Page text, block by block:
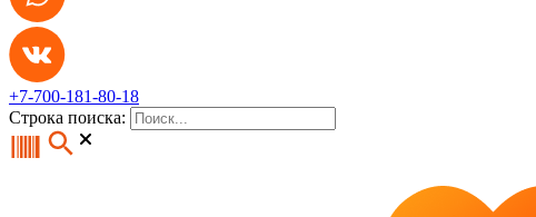
+7-700-181-80-18
Строка поиска: